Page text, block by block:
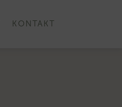
KONTAKT